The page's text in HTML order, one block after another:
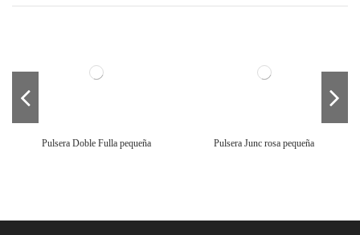
Pulsera Doble Fulla pequeña Pulsera Junc rosa pequeña